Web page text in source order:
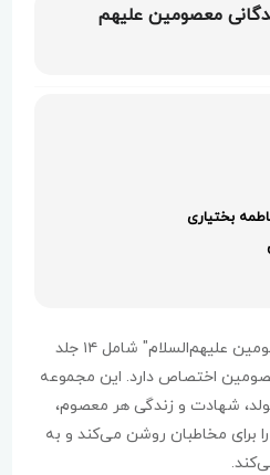
14جلدی زندگانی معصومین علیهم
بختیاری
مجموعه مصور "زندگانی معصومین علیهم‌السلام" شامل ۱۴ جلد
اختصاص دارد. این مجموعه
تولد، شهادت و زندگی هر معصوم،
برای مخاطبان روشن می‌کند و به